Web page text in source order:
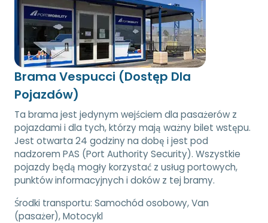
Brama Vespucci (Dostęp Dla
Pojazdów)
Ta brama jest jedynym wejściem dla pasażerów z
pojazdami i dla tych, którzy mają ważny bilet wstępu.
Jest otwarta 24 godziny na dobę i jest pod
nadzorem PAS (Port Authority Security). Wszystkie
pojazdy będą mogły korzystać z usług portowych,
punktów informacyjnych i doków z tej bramy.
Środki transportu: Samochód osobowy, Van
(pasażer), Motocykl